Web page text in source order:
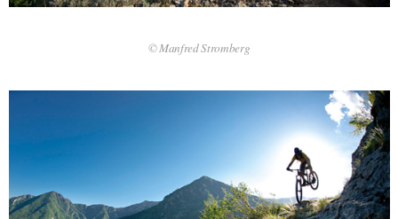
© Manfred Stromberg